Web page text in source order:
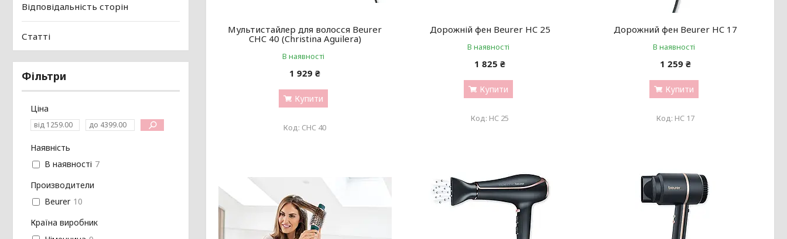
Мультистайлер для волосся Beurer
CHC 40 (Christina Aguilera)
В наявності
1 929 ₴
Купити
CHC 40
Дорожній фен Beurer HC 25
В наявності
1 825 ₴
Купити
HC 25
Дорожний фен Beurer HC 17
В наявності
1 259 ₴
Купити
HC 17
Відповідальність сторін
Статті
Фільтри
Ціна
Наявність
В наявності 7
Производители
Beurer 10
Країна виробник